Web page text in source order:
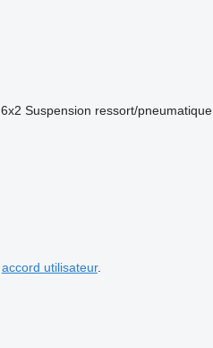
6x2 Suspension ressort/pneumatique
accord utilisateur.